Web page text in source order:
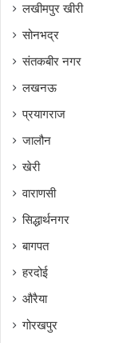
लखीमपुर खीरी
सोनभद्र
संतकबीर नगर
लखनऊ
प्रयागराज
जालौन
खेरी
वाराणसी
सिद्धार्थनगर
बागपत
हरदोई
औरैया
गोरखपुर